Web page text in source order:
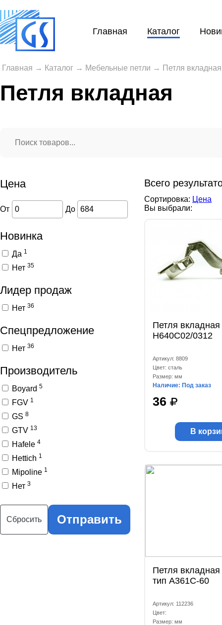
Главная Каталог
Главная → Каталог → Мебельные петли → Петля вкладная
Петля вкладная
Цена
От До
Новинка
Да 1
Нет 35
Лидер продаж
Нет 36
Спецпредложение
Нет 36
Производитель
Boyard 5
FGV 1
GS 8
GTV 13
Hafele 4
Hettich 1
Mipoline 1
Нет 3
Сбросить Отправить
Всего
Сортировка: Цена
Вы выбрали:
Петля
H640C02/0312
Артикул: 8809
Цвет: сталь
Размер: мм
Наличие: Под заказ
36
В
Петля
тип A361C-60
Артикул: 112236
Цвет:
Размер: мм